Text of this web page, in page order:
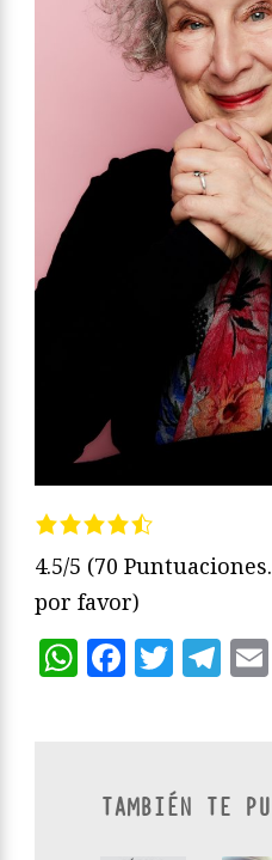
4.5/5 (70
por favor)
WhatsApp
TAMBIÉN TE